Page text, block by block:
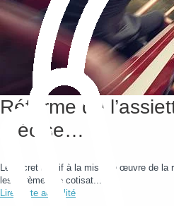
Réforme de
précise…
Le décret relatif à la mise en œuvre de la
les barèmes de cotisat...
Lire cette actualité